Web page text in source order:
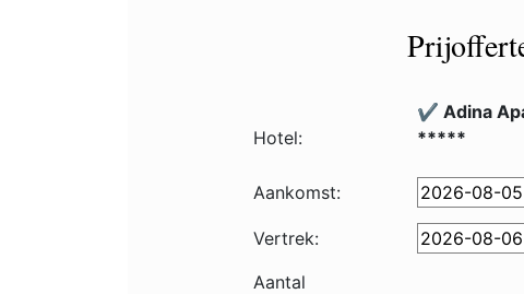
Hotel:
✔️ Adina
*****
Aankomst:
Vertrek:
Aantal